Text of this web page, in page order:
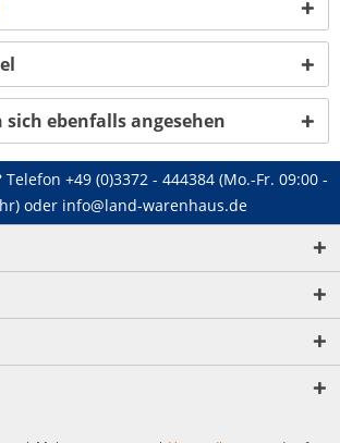
ebenfalls angesehen
Telefon +49 (0)3372 - 444384 (Mo.-Fr. 09:00 -
oder info@land-warenhaus.de